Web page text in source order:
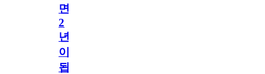
면
2
년
이
됩